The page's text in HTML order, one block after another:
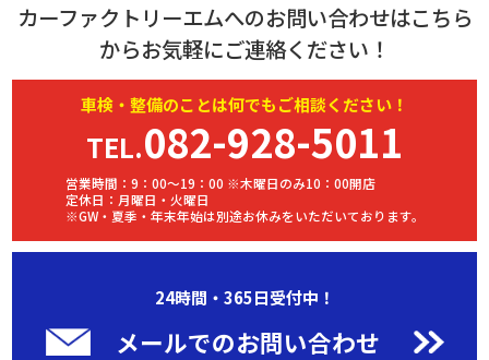
カーファクトリーエムへのお問い合わせはこちら
からお気軽にご連絡ください！
車検・ 整備のことは何でもご相談ください！
TEL.082-928-5011
営業時間：9：00～19：00 ※木曜日のみ10：00開店
定休日：月曜日・火曜日
※GW・夏季・年末年始は別途お休みをいただいております。
24時間・365日受付中！
メールでのお問い合わせ